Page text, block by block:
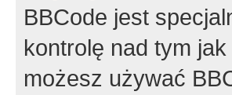
BBCode jest
kontrolę nad tym
możesz używać